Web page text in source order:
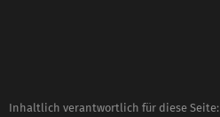
Inhaltlich verantwortlich für diese Seite: